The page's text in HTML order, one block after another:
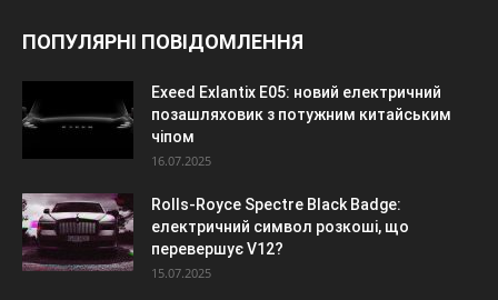
ПОПУЛЯРНІ ПОВІДОМЛЕННЯ
Exeed Exlantix E05: новий електричний
позашляховик з потужним китайським
чіпом
16.07.2025
Rolls-Royce Spectre Black Badge:
електричний символ розкоші, що
перевершує V12?
15.07.2025